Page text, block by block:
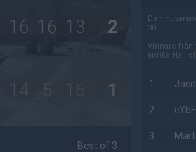
16 16 13 2
14 5 16 1
Best of 3
Den
30.
Vinnare från
anrika Hall
1
2
3